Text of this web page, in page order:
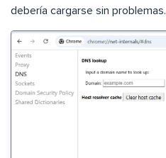
debería cargarse sin problemas.